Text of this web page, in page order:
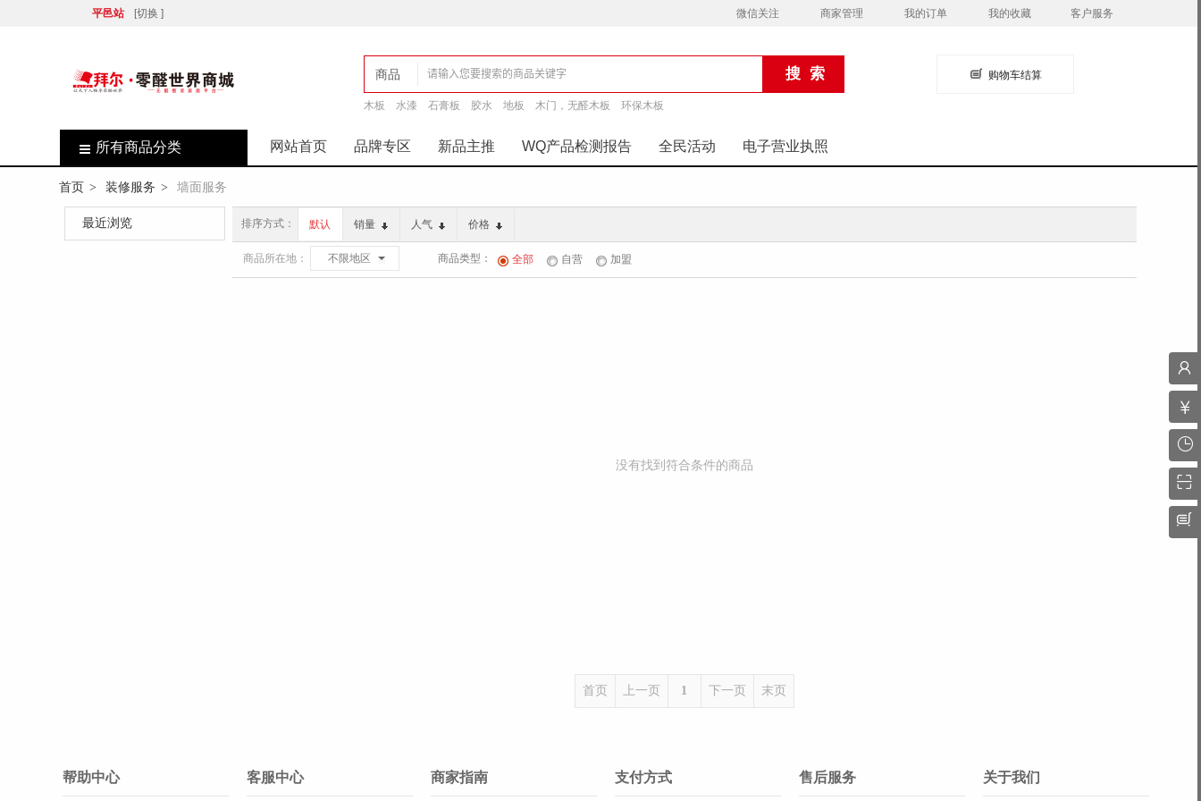
平邑站 [切换 ] 微信关注 商家管理 我的订单 我的收藏 客户服务
商品
店铺
木板 水漆 石膏板 胶水 地板 木门，无醛木板 环保木板
购物车结算
所有商品分类 网站首页 品牌专区 新品主推 WQ产品检测报告 全民活动 电子营业执照
首页 > 装修服务 > 墙面服务
最近浏览 排序方式： 默认 销量 人气 价格
商品所在地： 不限地区 商品类型： 全部 自营 加盟
没有找到符合条件的商品
首页 上一页 1 下一页 末页
帮助中心 客服中心 商家指南 支付方式 售后服务 关于我们